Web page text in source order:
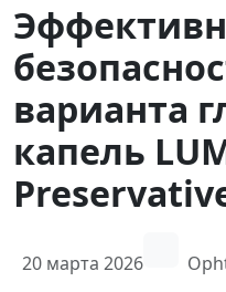
варианта
капель
20 марта 2026